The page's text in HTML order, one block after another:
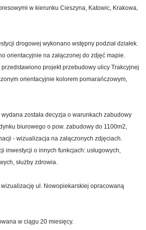
w kierunku Cieszyna, Katowic, Krakowa,
drogowej wykonano wstępny podział działek.
orientacyjnie na załączonej do zdjęć mapie.
przedstawiono projekt przebudowy ulicy Trakcyjnej
orientacyjnie kolorem pomarańczowym,
została decyzja o warunkach zabudowy
biurowego o pow. zabudowy do 1100m2,
- wizualizacja na załączonych zdjęciach.
inwestycji o innych funkcjach: usługowych,
służby zdrowia.
ul. Nowopiekarskiej opracowaną
w ciągu 20 miesięcy.